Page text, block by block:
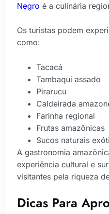
Negro é a culinária
Os turistas podem
como:
Tacacá
Tambaqui assado
Pirarucu
Caldeirada
Farinha regional
Frutas amazônicas
Sucos naturais
A gastronomia
experiência cultural e
visitantes pela riqueza
Dicas Para